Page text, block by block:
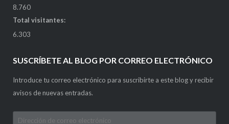
8.760
Total visitantes:
6.303
SUSCRÍBETE AL BLOG POR CORREO ELECTRÓNICO
Introduce tu correo electrónico para suscribirte a este blog y recibir
avisos de nuevas entradas.
Dirección